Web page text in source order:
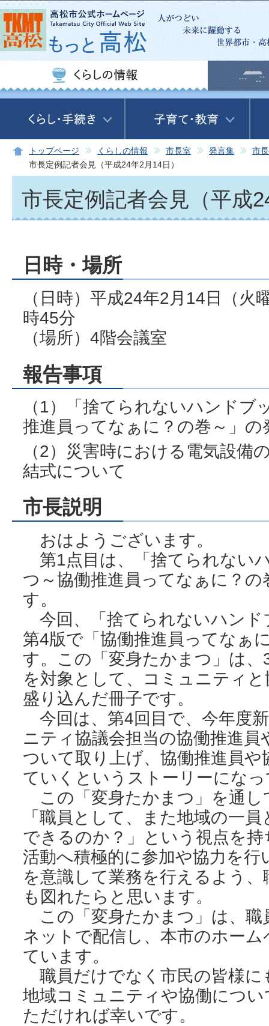
この
トップページ くらしの情報 市長室 発言集
市
市長定例記者会見（平成24年2月14日）
市長定例記者会見（平成
日時・場所
（日時）平成24年2月14日（
時45分
（場所）4階会議室
報告事項
（1）「捨てられないハンド
推進員ってなぁに？の巻～」の
（2）災害時における電気設備
結式について
市長説明
おはようございます。
第1点目は、「捨てられない
つ～協働推進員ってなぁに？
す。
今回、「捨てられないハンド
第4版で「協働推進員ってなぁ
す。この「変身たかまつ」は
を対象として、コミュニティ
盛り込んだ冊子です。
今回は、第4回目で、今年度
ニティ協議会担当の協働推進員
ついて取り上げ、協働推進員
ていくというストーリーにな
この「変身たかまつ」を通し
「職員として、また地域の一
できるのか？」という視点を
活動へ積極的に参加や協力を
を意識して業務を行えるよう
も図れたらと思います。
この「変身たかまつ」は、職
ネットで配信し、本市のホー
ています。
職員だけでなく市民の皆様に
地域コミュニティや協働につ
ただければ幸いです。